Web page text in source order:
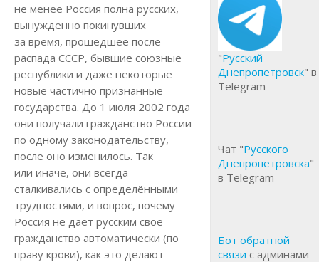
не менее Россия полна русских,
вынужденно покинувших
за время, прошедшее после
распада СССР, бывшие союзные
республики и даже некоторые
новые частично признанные
государства. До 1 июля 2002 года
они получали гражданство России
по одному законодательству,
после оно изменилось. Так
или иначе, они всегда
сталкивались с определёнными
трудностями, и вопрос, почему
Россия не даёт русским своё
гражданство автоматически (по
праву крови), как это делают
"Русский
Днепропетровск" в
Telegram
Чат "Русского
Днепропетровска"
в Telegram
Бот обратной
связи с админами